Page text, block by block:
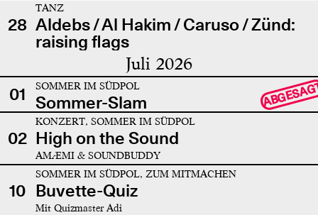
28
TANZ
Aldebs / Al Hakim / Caruso / Zünd:
raising flags
Juli 2026
01 SOMMER IM SÜDPOL
Sommer-Slam
02
KONZERT, SOMMER IM SÜDPOL
High on the Sound
AMÆMI & SOUNDBUDDY
10
SOMMER IM SÜDPOL, ZUM MITMACHEN
Buvette-Quiz
Mit Quizmaster Adi